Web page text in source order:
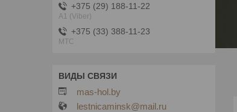
+375 (29) 188-11-22
А1 (Viber)
+375 (33) 388-11-23
MTC
mas-hol.by
lestnicaminsk@mail.ru